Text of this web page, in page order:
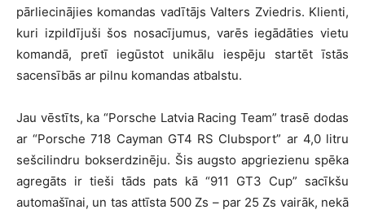
pārliecinājies komandas vadītājs Valters Zviedris. Klienti,
kuri izpildījuši šos nosacījumus, varēs iegādāties vietu
komandā, pretī iegūstot unikālu iespēju startēt īstās
sacensībās ar pilnu komandas atbalstu.
Jau vēstīts, ka “Porsche Latvia Racing Team” trasē dodas
ar “Porsche 718 Cayman GT4 RS Clubsport” ar 4,0 litru
sešcilindru bokserdzinēju. Šis augsto apgriezienu spēka
agregāts ir tieši tāds pats kā “911 GT3 Cup” sacīkšu
automašīnai, un tas attīsta 500 Zs – par 25 Zs vairāk, nekā